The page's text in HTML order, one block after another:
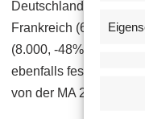
Deutschland 30.000
Frankreich (6.000, -
(8.000, -48%) und
ebenfalls fest und
von der MA 23 –